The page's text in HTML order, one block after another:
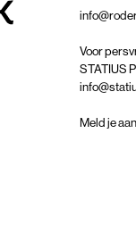
Voor
STATIUS
Meld je